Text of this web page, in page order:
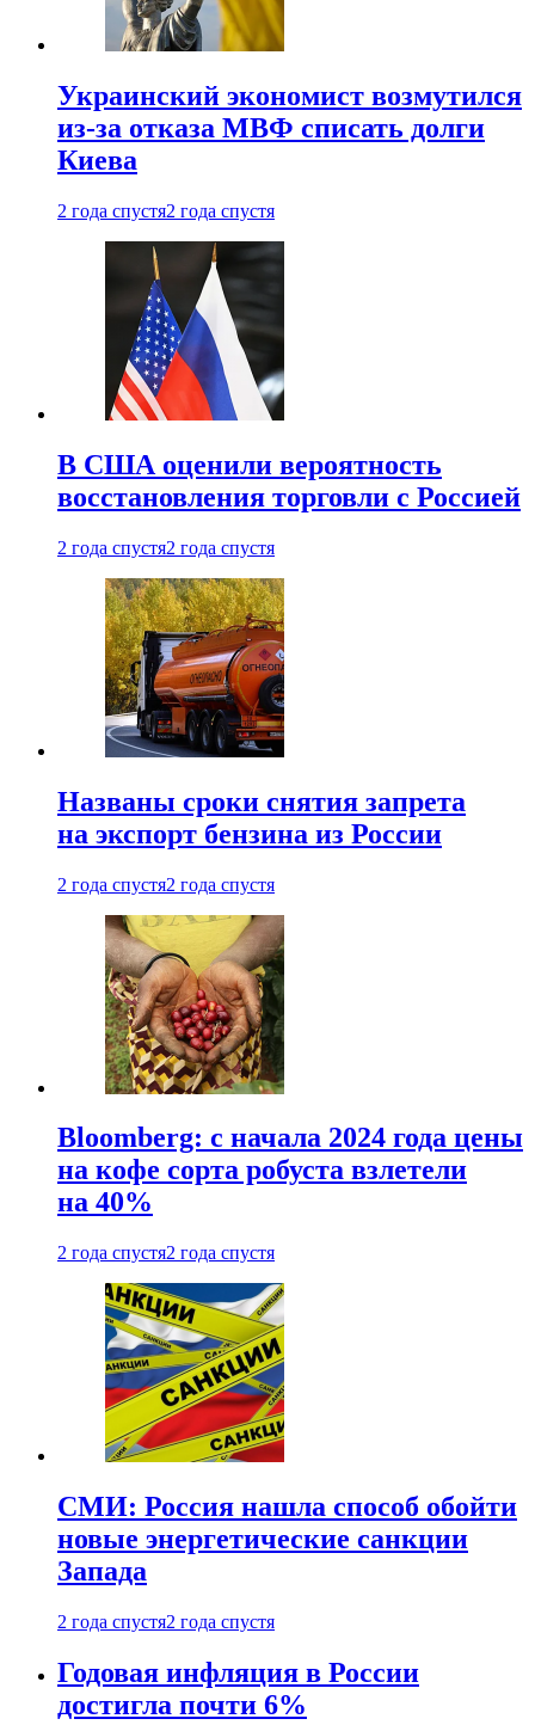
Украинский экономист возмутился
из-за отказа МВФ списать долги
Киева
2 года спустя2 года спустя
В США оценили вероятность
восстановления торговли с Россией
2 года спустя2 года спустя
Названы сроки снятия запрета
на экспорт бензина из России
2 года спустя2 года спустя
Bloomberg: с начала 2024 года цены
на кофе сорта робуста взлетели
на 40%
2 года спустя2 года спустя
СМИ: Россия нашла способ обойти
новые энергетические санкции
Запада
2 года спустя2 года спустя
Годовая инфляция в России
достигла почти 6%